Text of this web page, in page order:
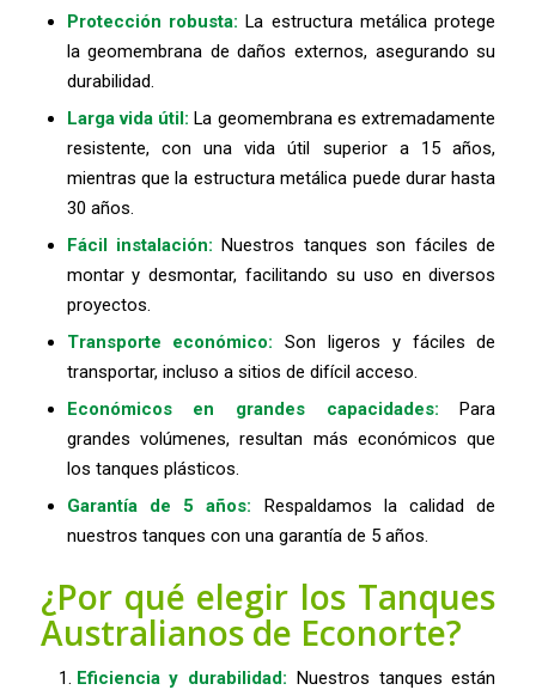
Protección robusta: La estructura metálica protege
la geomembrana de daños externos, asegurando su
durabilidad.
Larga vida útil: La geomembrana es extremadamente
resistente, con una vida útil superior a 15 años,
mientras que la estructura metálica puede durar hasta
30 años.
Fácil instalación: Nuestros tanques son fáciles de
montar y desmontar, facilitando su uso en diversos
proyectos.
Transporte económico: Son ligeros y fáciles de
transportar, incluso a sitios de difícil acceso.
Económicos en grandes capacidades: Para
grandes volúmenes, resultan más económicos que
los tanques plásticos.
Garantía de 5 años: Respaldamos la calidad de
nuestros tanques con una garantía de 5 años.
¿Por qué elegir los Tanques
Australianos de Econorte?
Eficiencia y durabilidad: Nuestros tanques están